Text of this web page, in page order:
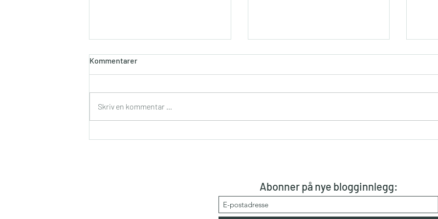
En bisarr dag
Dagen i dag, totalt sett, har virkelig
Om
Kommentarer
Skriv en kommentar …
Abonner på nye blogginnlegg: